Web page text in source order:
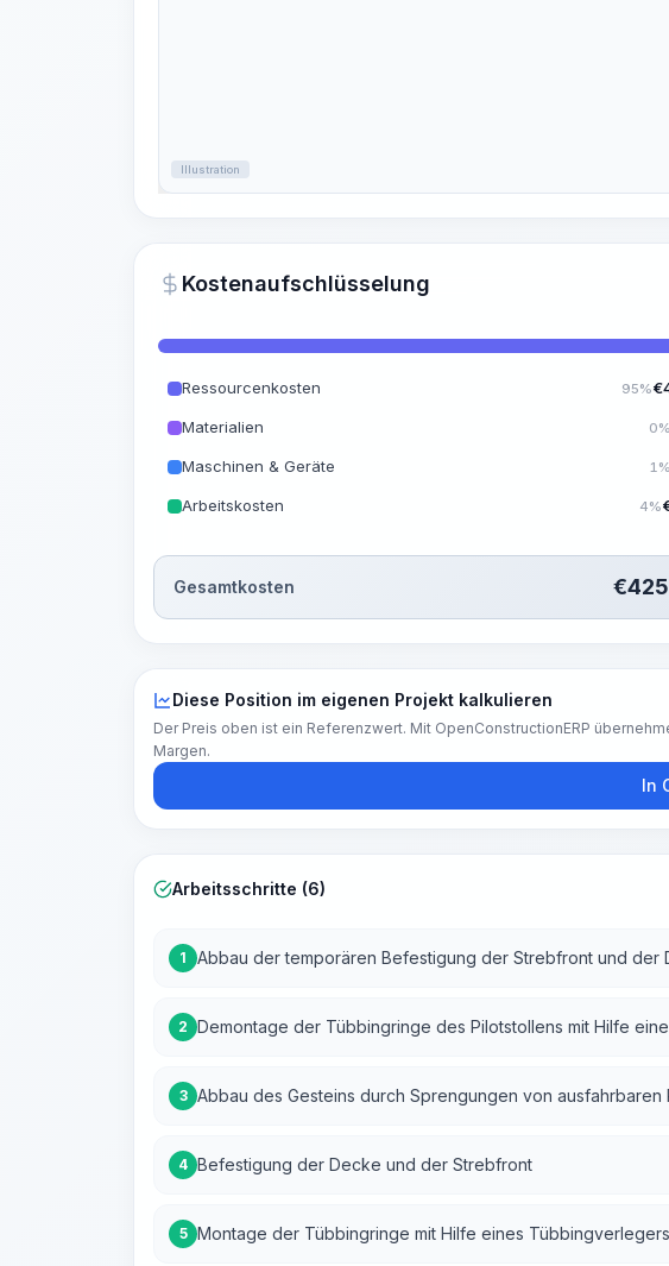
Illustration
Kostenaufschlüsselung
Ressourcenkosten 95%€
Materialien 0%
Maschinen & Geräte 1%
Arbeitskosten 4%
Gesamtkosten €
Diese Position im eigenen Projekt kalkulieren
Der Preis oben ist ein Referenzwert. Mit OpenConstructionERP
Margen.
In
Arbeitsschritte (6)
1 Abbau der temporären Befestigung der Strebfront und der
2 Demontage der Tübbingringe des Pilotstollens mit Hilfe
3 Abbau des Gesteins durch Sprengungen von ausfahrbaren
4 Befestigung der Decke und der Strebfront
5 Montage der Tübbingringe mit Hilfe eines Tübbingverlegers